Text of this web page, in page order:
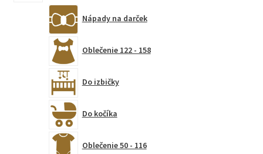
Nápady na darček
Oblečenie 122 - 158
Do izbičky
Do kočíka
Oblečenie 50 - 116